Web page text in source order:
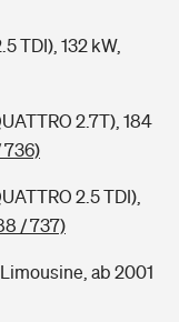
TDI), 132 kW,
2.7T), 184
2.5 TDI),
/ 737)
ab 2001